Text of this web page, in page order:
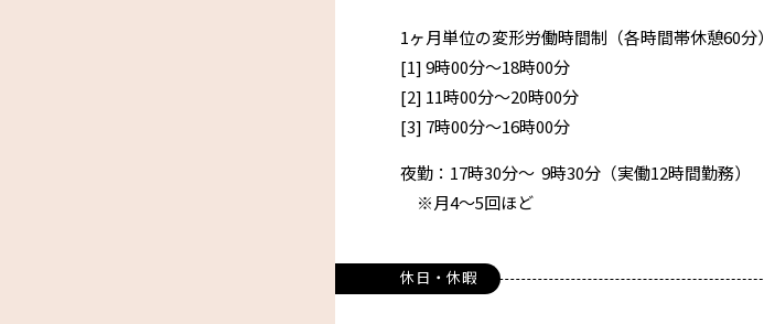
1ヶ月単位の変形労働時間制（各時間帯休憩60分）
[1] 9時00分～18時00分
[2] 11時00分～20時00分
[3] 7時00分～16時00分
夜勤：17時30分～ 9時30分（実働12時間勤務）
※月4～5回ほど
休日・休暇